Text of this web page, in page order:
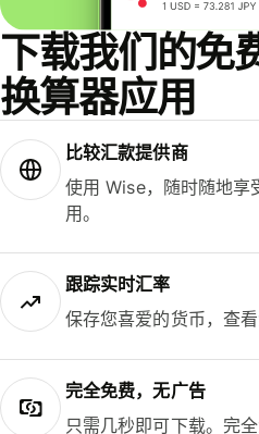
下载我们的免
换算器应用
比较汇款提供商
使用 Wise，随时随地享
用。
跟踪实时汇率
保存您喜爱的货币，查
完全免费，无广告
只需几秒即可下载。完